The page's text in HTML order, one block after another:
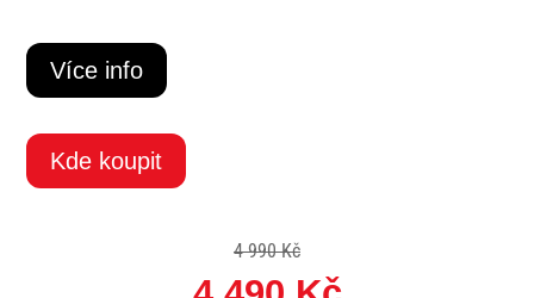
Více info
Kde koupit
4 990 Kč